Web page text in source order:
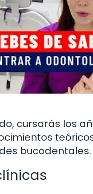
cursarás los
bucodentales.